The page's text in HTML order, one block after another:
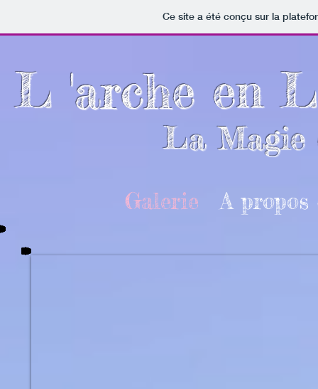
Ce site a été conçu sur la
L 'arche en
La Magie
Galerie A